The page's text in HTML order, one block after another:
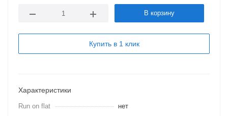
В корзину
Купить в 1 клик
Характеристики
Run on flat
нет